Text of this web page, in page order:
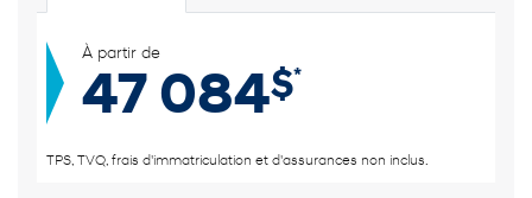
À partir de
47 084$*
TPS, TVQ, frais d'immatriculation et d'assurances non inclus.